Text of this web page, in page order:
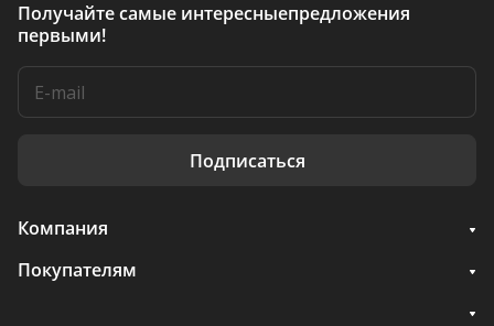
Получайте самые интересныепредложения
первыми!
Подписаться
Компания
Покупателям